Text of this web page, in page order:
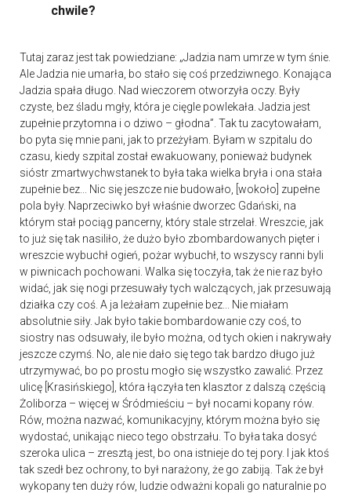
chwile?
Tutaj zaraz jest tak powiedziane: „Jadzia nam umrze w tym śnie.
Ale Jadzia nie umarła, bo stało się coś przedziwnego. Konająca
Jadzia spała długo. Nad wieczorem otworzyła oczy. Były
czyste, bez śladu mgły, która je cięgle powlekała. Jadzia jest
zupełnie przytomna i o dziwo – głodna”. Tak tu zacytowałam,
bo pyta się mnie pani, jak to przeżyłam. Byłam w szpitalu do
czasu, kiedy szpital został ewakuowany, ponieważ budynek
sióstr zmartwychwstanek to była taka wielka bryła i ona stała
zupełnie bez... Nic się jeszcze nie budowało, [wokoło] zupełne
pola były. Naprzeciwko był właśnie dworzec Gdański, na
którym stał pociąg pancerny, który stale strzelał. Wreszcie, jak
to już się tak nasiliło, że dużo było zbombardowanych pięter i
wreszcie wybuchł ogień, pożar wybuchł, to wszyscy ranni byli
w piwnicach pochowani. Walka się toczyła, tak że nie raz było
widać, jak się nogi przesuwały tych walczących, jak przesuwają
działka czy coś. A ja leżałam zupełnie bez... Nie miałam
absolutnie siły. Jak było takie bombardowanie czy coś, to
siostry nas odsuwały, ile było można, od tych okien i nakrywały
jeszcze czymś. No, ale nie dało się tego tak bardzo długo już
utrzymywać, bo po prostu mogło się wszystko zawalić. Przez
ulicę [Krasińskiego], która łączyła ten klasztor z dalszą częścią
Żoliborza – więcej w Śródmieściu – był nocami kopany rów.
Rów, można nazwać, komunikacyjny, którym można było się
wydostać, unikając nieco tego obstrzału. To była taka dosyć
szeroka ulica – zresztą jest, bo ona istnieje do tej pory. I jak ktoś
tak szedł bez ochrony, to był narażony, że go zabiją. Tak że był
wykopany ten duży rów, ludzie odważni kopali go naturalnie po